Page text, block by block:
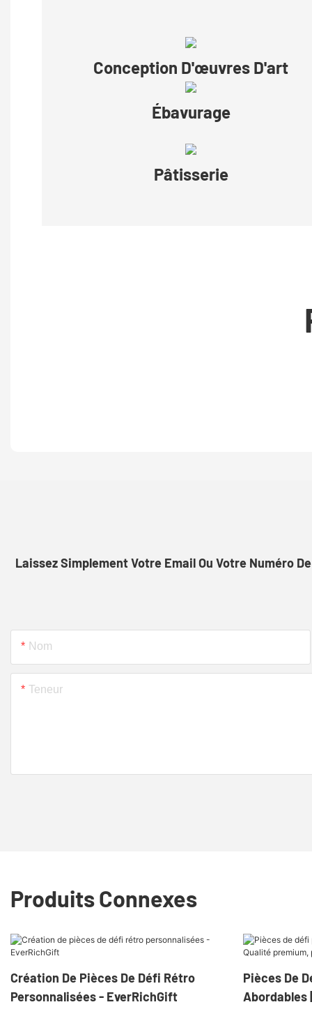
Conception D'œuvres D'art
Ébavurage
Pâtisserie
Laissez Simplement Votre Email Ou Votre Numéro
Nom
Teneur
Produits Connexes
Création De Pièces De Défi Rétro
Personnalisées - EverRichGift
Pièces De
Abordables